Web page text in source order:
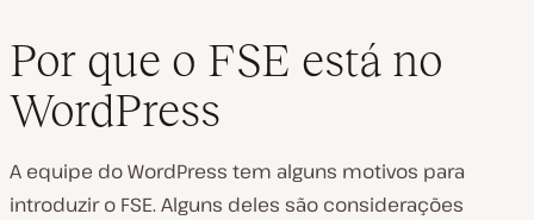
Por que o FSE está no
WordPress
A equipe do WordPress tem alguns motivos para
introduzir o FSE. Alguns deles são considerações